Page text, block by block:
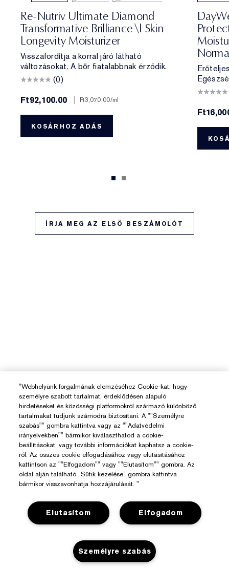
Re-Nutriv Ultimate Diamond
Transformative Brilliance \| Skin
Longevity Moisturizer
Visszafordítja a korral járó látható
változásokat. A bőr fiatalabbnak érződik.
(0)
Ft92,100.00
Ft3,070.00/ml
KOSÁRHOZ ADÁS
ÍRJA MEG AZ ELSŐ BESZÁMOLÓT
Segítségre Van Szükséged?
Rendelés Nyomon Követése
Az Estée Lauderről
"Webhelyünk forgalmának elemzéséhez Cookie-kat, hogy
személyre szabott tartalmat, érdeklődésen alapuló
hirdetéseket és közösségi platformokról származó különböző
tartalmakat tudjunk számodra biztosítani. A ""Személyre
szabás"" gombra kattintva vagy az ""Adatvédelmi
irányelvekben"" bármikor kiválaszthatod a cookie-
beállításokat, vagy további információkat kaphatsz a cookie-
ról. Az összes cookie elfogadásához vagy elutasításához
kattintson az ""Elfogadom"" vagy ""Elutasítom"" gombra. Az
oldal alján található „Sütik kezelése” gombra kattintva
bármikor visszavonhatja hozzájárulását. "
Elfogadom
Elutasítom
Személyre szabás